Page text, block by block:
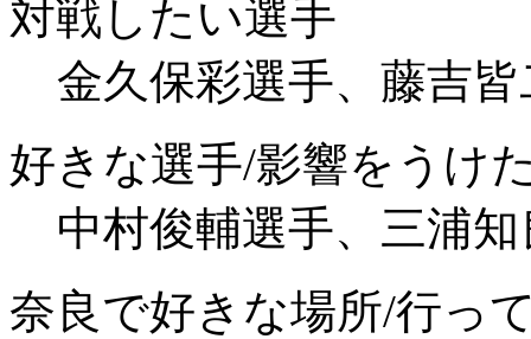
対戦したい選手
金久保彩選手、藤吉
好きな選手/影響をうけ
中村俊輔選手、三浦
奈良で好きな場所/行っ